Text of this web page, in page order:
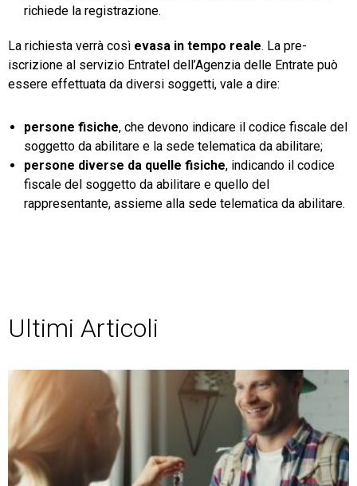
richiede la registrazione.
La richiesta verrà così evasa in tempo reale. La pre-
iscrizione al servizio Entratel dell’Agenzia delle Entrate può
essere effettuata da diversi soggetti, vale a dire:
persone fisiche, che devono indicare il codice fiscale del
soggetto da abilitare e la sede telematica da abilitare;
persone diverse da quelle fisiche, indicando il codice
fiscale del soggetto da abilitare e quello del
rappresentante, assieme alla sede telematica da abilitare.
Ultimi Articoli